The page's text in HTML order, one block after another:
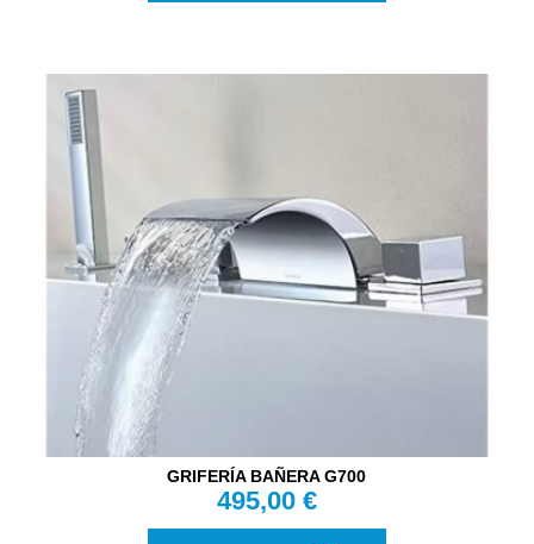
GRIFERÍA BAÑERA G700
495,00 €